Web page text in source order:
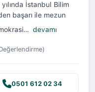
İstanbul Bilim
başarı ile mezun
devamı
0501 612 02 34